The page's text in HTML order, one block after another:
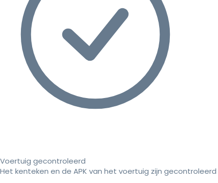
Voertuig gecontroleerd
Het kenteken en de APK van het voertuig zijn gecontroleerd